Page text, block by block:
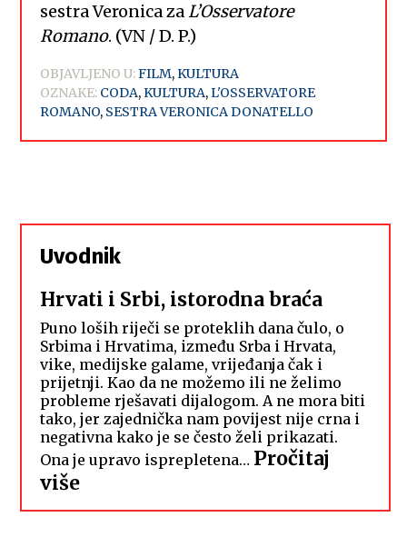
sestra Veronica zaL’Osservatore
Romano. (VN / D. P.)
OBJAVLJENO U:FILM,KULTURA
OZNAKE: CODA,KULTURA,L'OSSERVATORE
ROMANO, SESTRA VERONICA DONATELLO
Uvodnik
Hrvati i Srbi, istorodna braća
Puno loših riječi se proteklih dana čulo, o
Srbima i Hrvatima, između Srba i Hrvata,
vike, medijske galame, vrijeđanja čak i
prijetnji. Kao da ne možemo ili ne želimo
probleme rješavati dijalogom. A ne mora biti
tako, jer zajednička nam povijest nije crna i
negativna kako je se često želi prikazati.
Ona je upravo isprepletena… Pročitaj
više:
Hrvati